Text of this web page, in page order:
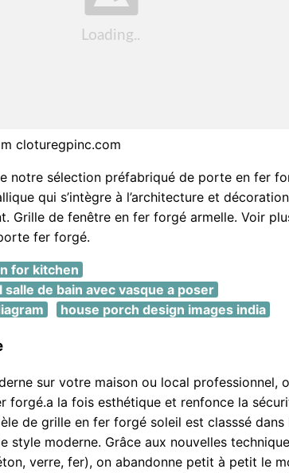
cloturegpinc.com
notre sélection préfabriqué de porte en fer
qui s’intègre à l’architecture et
Grille de fenêtre en fer forgé armelle. Voir
fer forgé.
for kitchen
de bain avec vasque a poser
house porch design images india
sur votre maison ou local professionnel,
forgé.a la fois esthétique et renfonce la
de grille en fer forgé soleil est classsé
style moderne. Grâce aux nouvelles
verre, fer), on abandonne petit à petit le